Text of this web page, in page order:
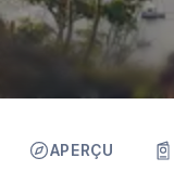
APERÇU